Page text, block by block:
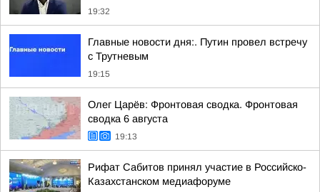
19:32
Главные новости дня:. Путин провел встречу
с Трутневым
19:15
Олег Царёв: Фронтовая сводка. Фронтовая
сводка 6 августа
19:13
Рифат Сабитов принял участие в Российско-
Казахстанском медиафоруме